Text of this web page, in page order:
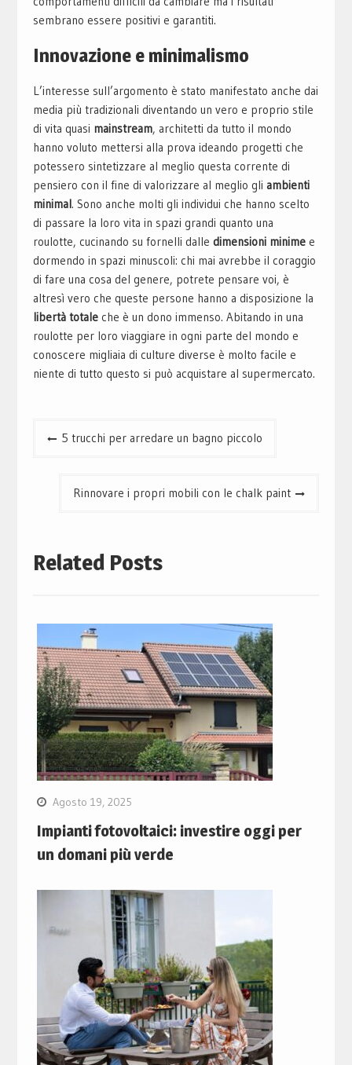
sembrano essere positivi e garantiti.
Innovazione e minimalismo
L’interesse sull’argomento è stato manifestato anche dai
media più tradizionali diventando un vero e proprio stile
di vita quasi mainstream, architetti da tutto il mondo
hanno voluto mettersi alla prova ideando progetti che
potessero sintetizzare al meglio questa corrente di
pensiero con il fine di valorizzare al meglio gli ambienti
minimal. Sono anche molti gli individui che hanno scelto
di passare la loro vita in spazi grandi quanto una
roulotte, cucinando su fornelli dalle dimensioni minimee
dormendo in spazi minuscoli: chi mai avrebbe il coraggio
di fare una cosa del genere, potrete pensare voi, è
altresì vero che queste persone hanno a disposizione la
libertà totaleche è un dono immenso. Abitando in una
roulotte per loro viaggiare in ogni parte del mondo e
conoscere migliaia di culture diverse è molto facile e
niente di tutto questo si può acquistare al supermercato.
Navigazione
5 trucchi per arredare un bagno piccolo
Rinnovare i propri mobili con le chalk paint
Related Posts
Agosto 19, 2025
Impianti fotovoltaici: investire oggi per
un domani più verde